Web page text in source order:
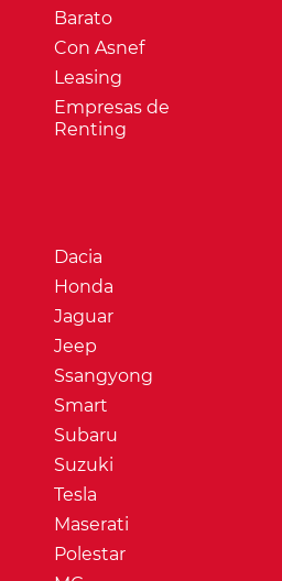
Barato
Con Asnef
Leasing
Empresas de
Renting
Dacia
Honda
Jaguar
Jeep
Ssangyong
Smart
Subaru
Suzuki
Tesla
Maserati
Polestar